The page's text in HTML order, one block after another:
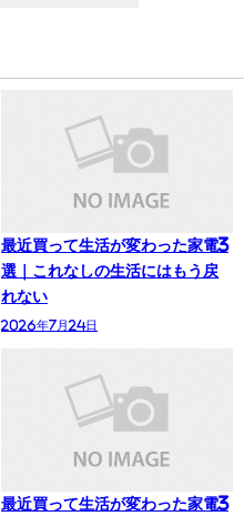
最近買って生活が変わった家電3
選｜これなしの生活にはもう戻
れない
2026年7月24日
最近買って生活が変わった家電3